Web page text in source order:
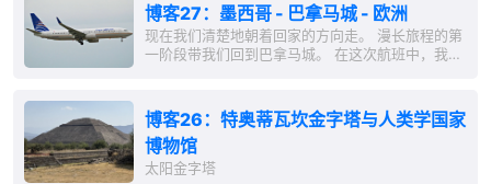
博客27：墨西哥 - 巴拿马城 - 欧洲
现在我们清楚地朝着回家的方向走。 漫长旅程的第
一阶段带我们回到巴拿马城。 在这次航班中，我们
个有湖泊。我们还会经
博客26：特奥蒂瓦坎金字塔与人类学国家
博物馆
太阳金字塔